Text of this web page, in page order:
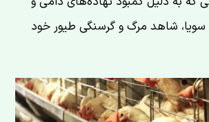
شاهد مرگ و گرسنگی طیور خود